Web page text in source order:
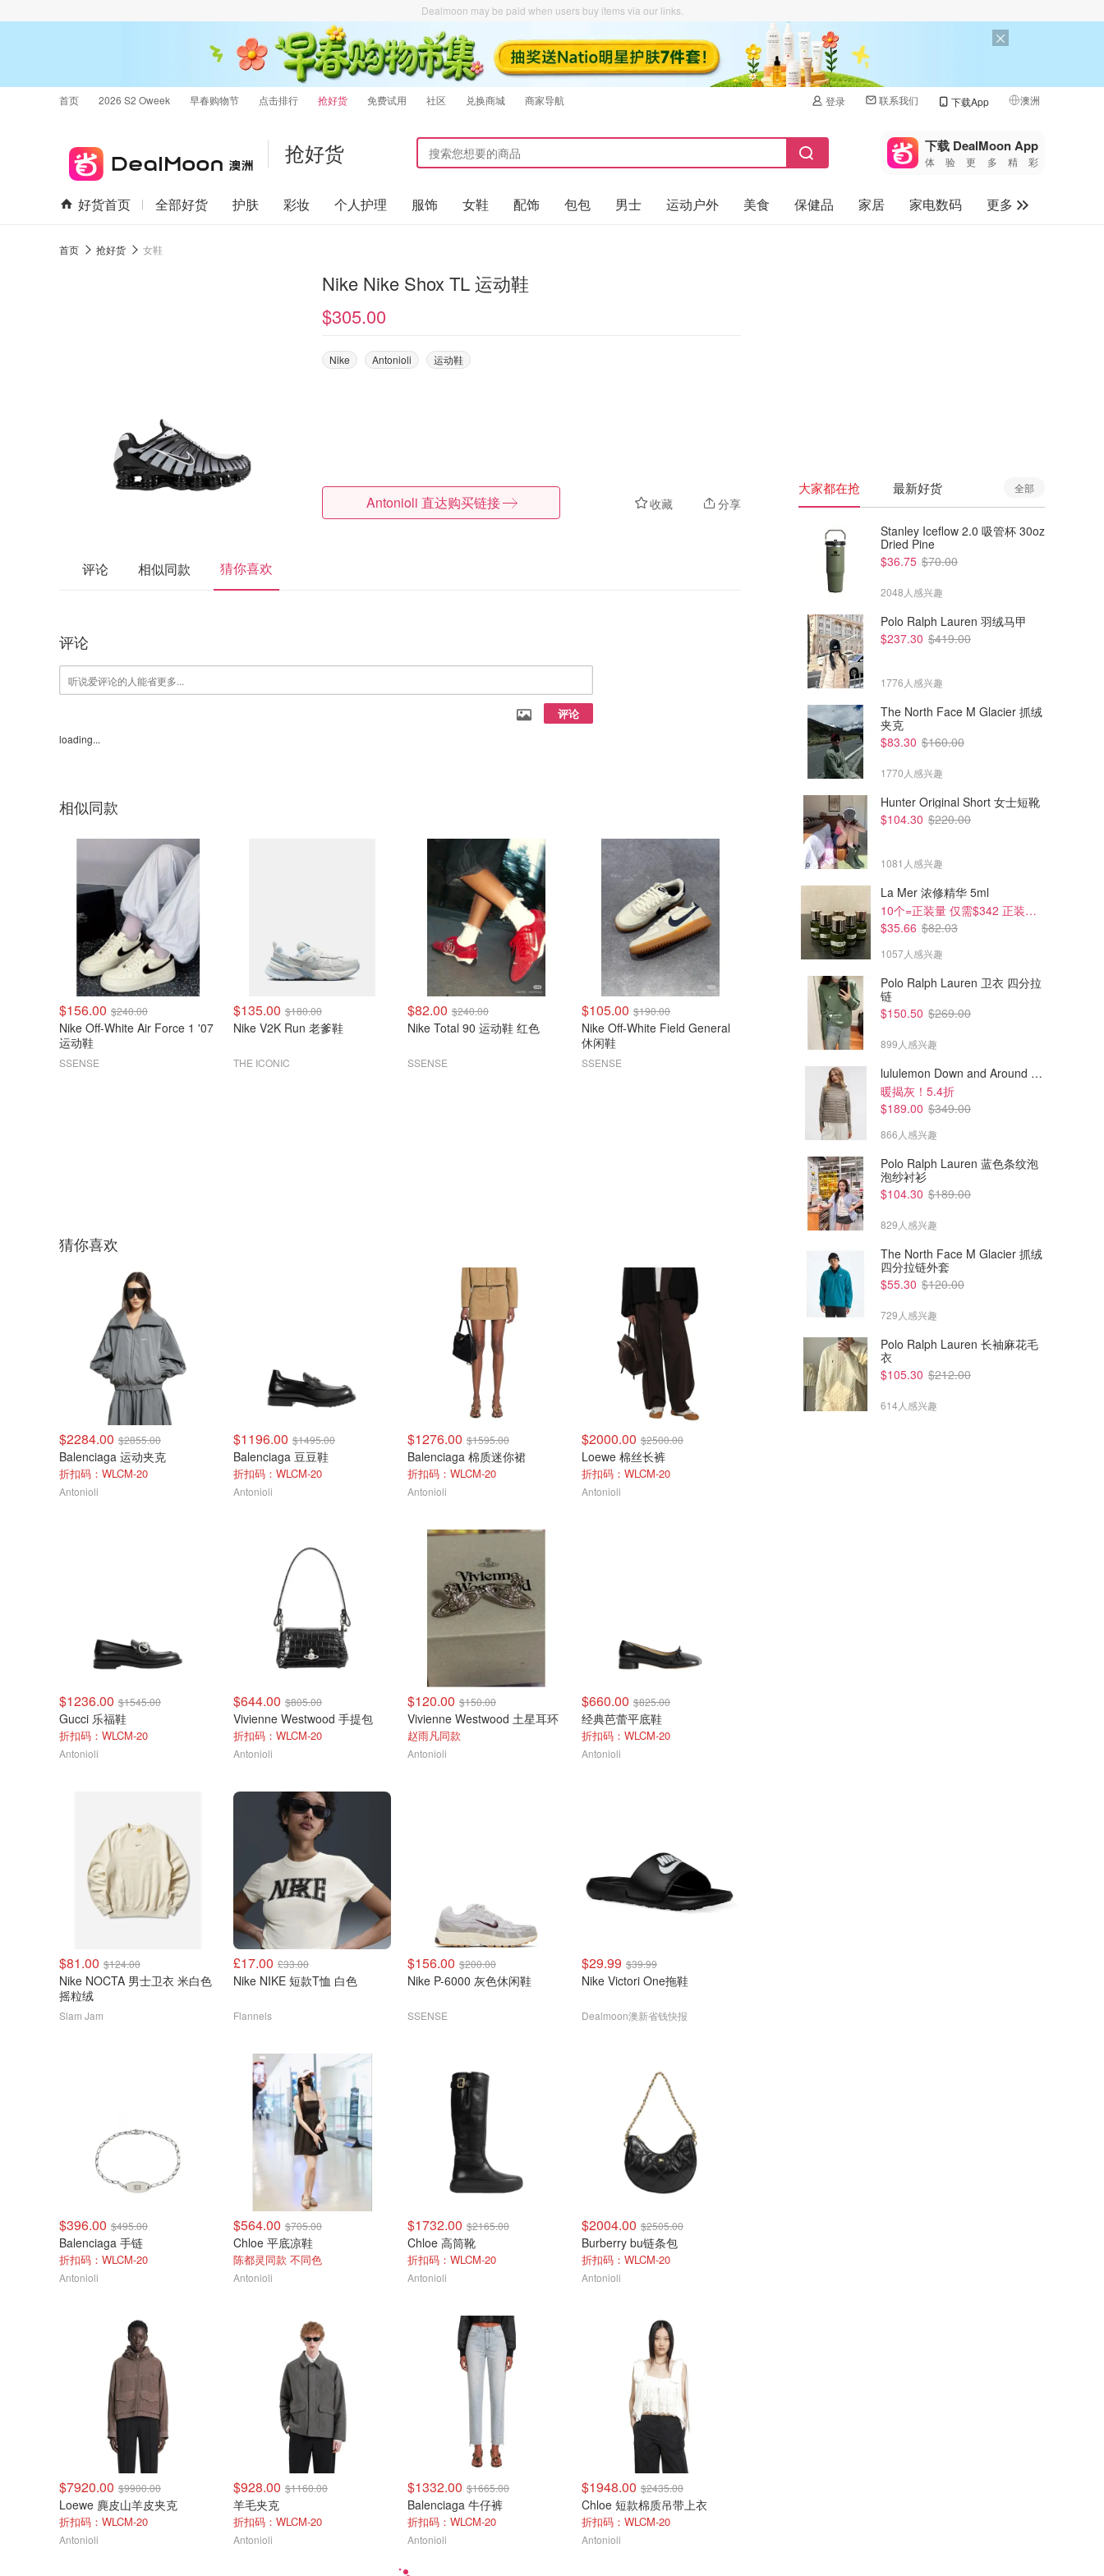
Dealmoon may be paid when users buy items via our links.
首页 2026 S2 Oweek 早春购物节 点击排行 抢好货 免费试用 社区 兑换商城 商家导航 登录 联系我们 下载App 澳洲
🇺🇸
🇨🇳 中国
🇨🇦加拿大
抢好货 下载 DealMoon App
体验更多精彩
好货首页 全部好货 护肤 彩妆 个人护理 服饰 女鞋 配饰 包包 男士 运动户外 美食 保健品 家居 家电数码
更多
首页 抢好货 女鞋
Nike Nike Shox TL 运动鞋
$305.00
Nike Antonioli 运动鞋
收藏 分享
Antonioli 直达购买链接
评论 相似同款 猜你喜欢
评论
评论
loading...
相似同款
$156.00 $240.00
Nike Off-White Air Force 1 '07
运动鞋
SSENSE
$135.00 $180.00
Nike V2K Run 老爹鞋
THE ICONIC
$82.00 $240.00
Nike Total 90 运动鞋 红色
SSENSE
$105.00 $190.00
Nike Off-White Field General
休闲鞋
SSENSE
$190.00
Nike Off-White LD-1000 休闲
$36.00
黄金码捡漏！
猜你喜欢
$2284.00 $2855.00
Balenciaga 运动夹克
折扣码：WLCM-20
Antonioli
$1196.00 $1495.00
Balenciaga 豆豆鞋
折扣码：WLCM-20
Antonioli
$1276.00 $1595.00
Balenciaga 棉质迷你裙
折扣码：WLCM-20
Antonioli
$2000.00 $2500.00
Loewe 棉丝长裤
折扣码：WLCM-20
Antonioli
$1236.00 $1545.00
Gucci 乐福鞋
折扣码：WLCM-20
Antonioli
$644.00 $805.00
Vivienne Westwood 手提包
折扣码：WLCM-20
Antonioli
$120.00 $150.00
Vivienne Westwood 土星耳环
赵雨凡同款
Antonioli
$660.00 $825.00
经典芭蕾平底鞋
折扣码：WLCM-20
Antonioli
$81.00 $124.00
Nike NOCTA 男士卫衣 米白色
摇粒绒
Slam Jam
£17.00 £33.00
Nike NIKE 短款T恤 白色
Flannels
$156.00 $200.00
Nike P-6000 灰色休闲鞋
SSENSE
$29.99 $39.99
Nike Victori One拖鞋
Dealmoon澳新省钱快报
$396.00 $495.00
Balenciaga 手链
折扣码：WLCM-20
Antonioli
$564.00 $705.00
Chloe 平底凉鞋
陈都灵同款 不同色
Antonioli
$1732.00 $2165.00
Chloe 高筒靴
折扣码：WLCM-20
Antonioli
$2004.00 $2505.00
Burberry bu链条包
折扣码：WLCM-20
Antonioli
$7920.00 $9900.00
Loewe 麂皮山羊皮夹克
折扣码：WLCM-20
Antonioli
$928.00 $1160.00
羊毛夹克
折扣码：WLCM-20
Antonioli
$1332.00 $1665.00
Balenciaga 牛仔裤
折扣码：WLCM-20
Antonioli
$1948.00 $2435.00
Chloe 短款棉质吊带上衣
折扣码：WLCM-20
Antonioli
大家都在抢 最新好货 全部
Stanley Iceflow 2.0 吸管杯 30oz
Dried Pine
$36.75 $70.00
2048人感兴趣
Polo Ralph Lauren 羽绒马甲
$237.30 $419.00
1776人感兴趣
The North Face M Glacier 抓绒
夹克
$83.30 $160.00
1770人感兴趣
Hunter Original Short 女士短靴
$104.30 $220.00
1081人感兴趣
La Mer 浓修精华 5ml
10个=正装量 仅需$342 正装半价！
$35.66 $82.03
1057人感兴趣
Polo Ralph Lauren 卫衣 四分拉
链
$150.50 $269.00
899人感兴趣
lululemon Down and Around 羽绒夹克
暖揭灰！5.4折
$189.00 $349.00
866人感兴趣
Polo Ralph Lauren 蓝色条纹泡
泡纱衬衫
$104.30 $189.00
829人感兴趣
The North Face M Glacier 抓绒
四分拉链外套
$55.30 $120.00
729人感兴趣
Polo Ralph Lauren 长袖麻花毛
衣
$105.30 $212.00
614人感兴趣